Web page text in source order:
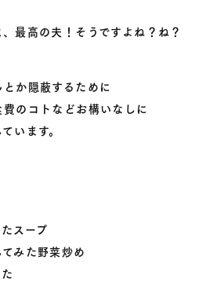
最高の夫！そうですよね？ね？
か隠蔽するために
のコトなどお構いなしに
います。
スープ
みた野菜炒め